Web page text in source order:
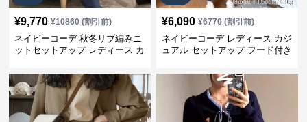
¥9,770 ¥10860(割引前)
ネイビーコーデ 秋冬リブ編みニ
ットセットアップ レディース カ
¥6,090 ¥6770(割引前)
ネイビーコーデ レディース カジ
ュアル セットアップ フード付き